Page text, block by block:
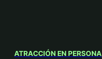
ATRACCIÓN EN PERSONA